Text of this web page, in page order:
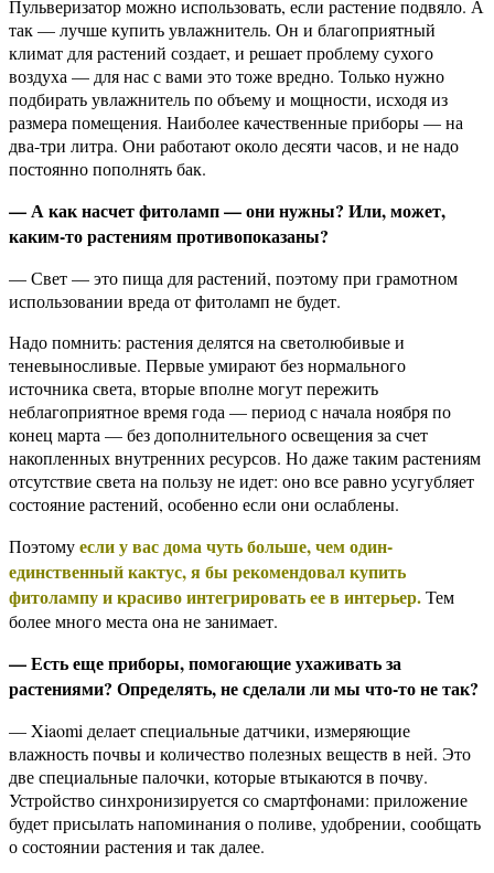
Пульверизатор можно использовать, если растение подвяло. А
так — лучше купить увлажнитель. Он и благоприятный
климат для растений создает, и решает проблему сухого
воздуха — для нас с вами это тоже вредно. Только нужно
подбирать увлажнитель по объему и мощности, исходя из
размера помещения. Наиболее качественные приборы — на
два-три литра. Они работают около десяти часов, и не надо
постоянно пополнять бак.
— А как насчет фитоламп — они нужны? Или, может,
каким-то растениям противопоказаны?
— Свет — это пища для растений, поэтому при грамотном
использовании вреда от фитоламп не будет.
Надо помнить: растения делятся на светолюбивые и
теневыносливые. Первые умирают без нормального
источника света, вторые вполне могут пережить
неблагоприятное время года — период с начала ноября по
конец марта — без дополнительного освещения за счет
накопленных внутренних ресурсов. Но даже таким растениям
отсутствие света на пользу не идет: оно все равно усугубляет
состояние растений, особенно если они ослаблены.
Поэтомуесли у вас дома чуть больше, чем один-
единственный кактус, я бы рекомендовал купить
фитолампу и красиво интегрировать ее в интерьер.Тем
более много места она не занимает.
— Есть еще приборы, помогающие ухаживать за
растениями? Определять, не сделали ли мы что-то не так?
— Xiaomi делает специальные датчики, измеряющие
влажность почвы и количество полезных веществ в ней. Это
две специальные палочки, которые втыкаются в почву.
Устройство синхронизируется со смартфонами: приложение
будет присылать напоминания о поливе, удобрении, сообщать
о состоянии растения и так далее.